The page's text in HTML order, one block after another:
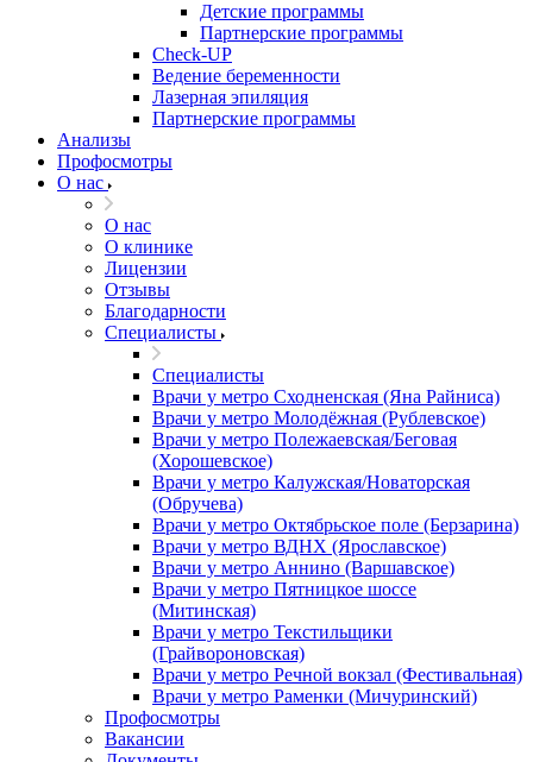
Детские программы
Партнерские программы
Check-UP
Ведение беременности
Лазерная эпиляция
Партнерские программы
Анализы
Профосмотры
О нас
О нас
О клинике
Лицензии
Отзывы
Благодарности
Специалисты
Специалисты
Врачи у метро Сходненская (Яна Райниса)
Врачи у метро Молодёжная (Рублевское)
Врачи у метро Полежаевская/Беговая
(Хорошевское)
Врачи у метро Калужская/Новаторская
(Обручева)
Врачи у метро Октябрьское поле (Берзарина)
Врачи у метро ВДНХ (Ярославское)
Врачи у метро Аннино (Варшавское)
Врачи у метро Пятницкое шоссе
(Митинская)
Врачи у метро Текстильщики
(Грайвороновская)
Врачи у метро Речной вокзал (Фестивальная)
Врачи у метро Раменки (Мичуринский)
Профосмотры
Вакансии